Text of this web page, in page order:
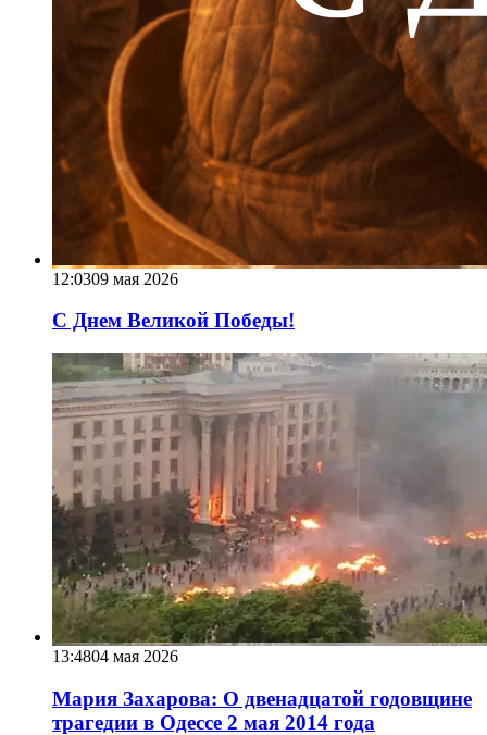
12:0309 мая 2026
С Днем Великой Победы!
13:4804 мая 2026
Мария Захарова: О двенадцатой годовщине
трагедии в Одессе 2 мая 2014 года